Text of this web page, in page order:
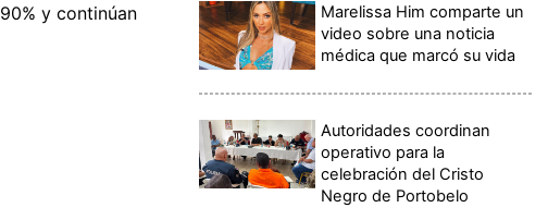
y continúan
Marelissa Him comparte un
video sobre una noticia
médica que marcó su vida
Autoridades coordinan
operativo para la
celebración del Cristo
Negro de Portobelo